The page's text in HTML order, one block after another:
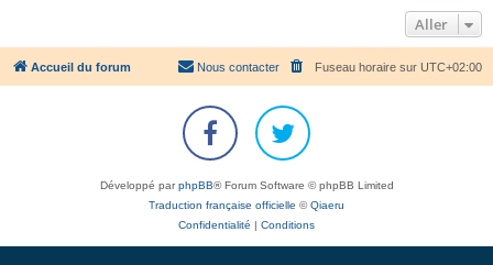
h
e
r
Aller
Accueil du forum Fuseau horaire sur UTC+02:00
Nous contacter
Développé parphpBB® Forum Software © phpBB Limited
Traduction française officielle ©Qiaeru
Confidentialité | Conditions